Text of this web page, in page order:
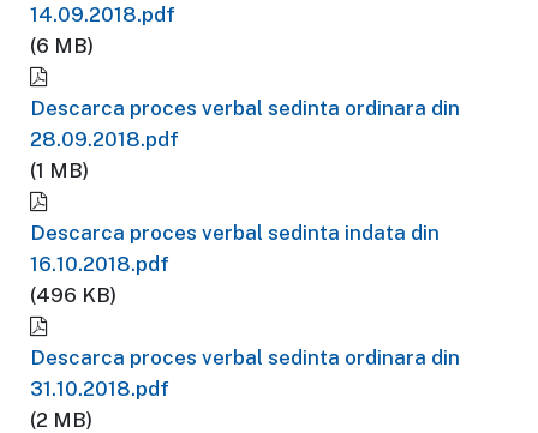
14.09.2018.pdf
(6 MB)
Descarca proces verbal sedinta ordinara din
28.09.2018.pdf
(1 MB)
Descarca proces verbal sedinta indata din
16.10.2018.pdf
(496 KB)
Descarca proces verbal sedinta ordinara din
31.10.2018.pdf
(2 MB)